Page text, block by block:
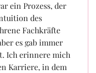
ein Prozess, der
des
Fachkräfte
es gab immer
Ich erinnere mich
Karriere, in dem